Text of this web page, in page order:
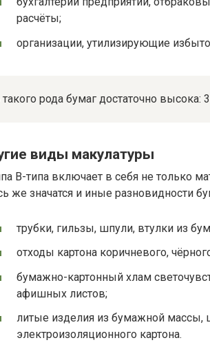
расчёты;
организации, утилизирующие
рода бумаг достаточно высока:
виды макулатуры
В-типа включает в себя не только
же значатся и иные разновидности
трубки, гильзы, шпули, втулки из
отходы картона коричневого,
бумажно-картонный хлам
афишных листов;
литые изделия из бумажной массы,
электроизоляционного картона.